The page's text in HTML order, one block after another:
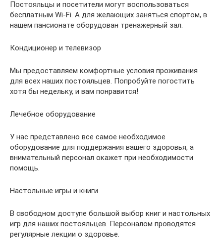
Постояльцы и посетители могут воспользоваться
бесплатным Wi-Fi. А для желающих заняться спортом, в
нашем пансионате оборудован тренажерный зал.
Кондиционер и телевизор
Мы предоставляем комфортные условия проживания
для всех наших постояльцев. Попробуйте погостить
хотя бы недельку, и вам понравится!
Лечебное оборудование
У нас представлено все самое необходимое
оборудование для поддержания вашего здоровья, а
внимательный персонал окажет при необходимости
помощь.
Настольные игры и книги
В свободном доступе большой выбор книг и настольных
игр для наших постояльцев. Персоналом проводятся
регулярные лекции о здоровье.